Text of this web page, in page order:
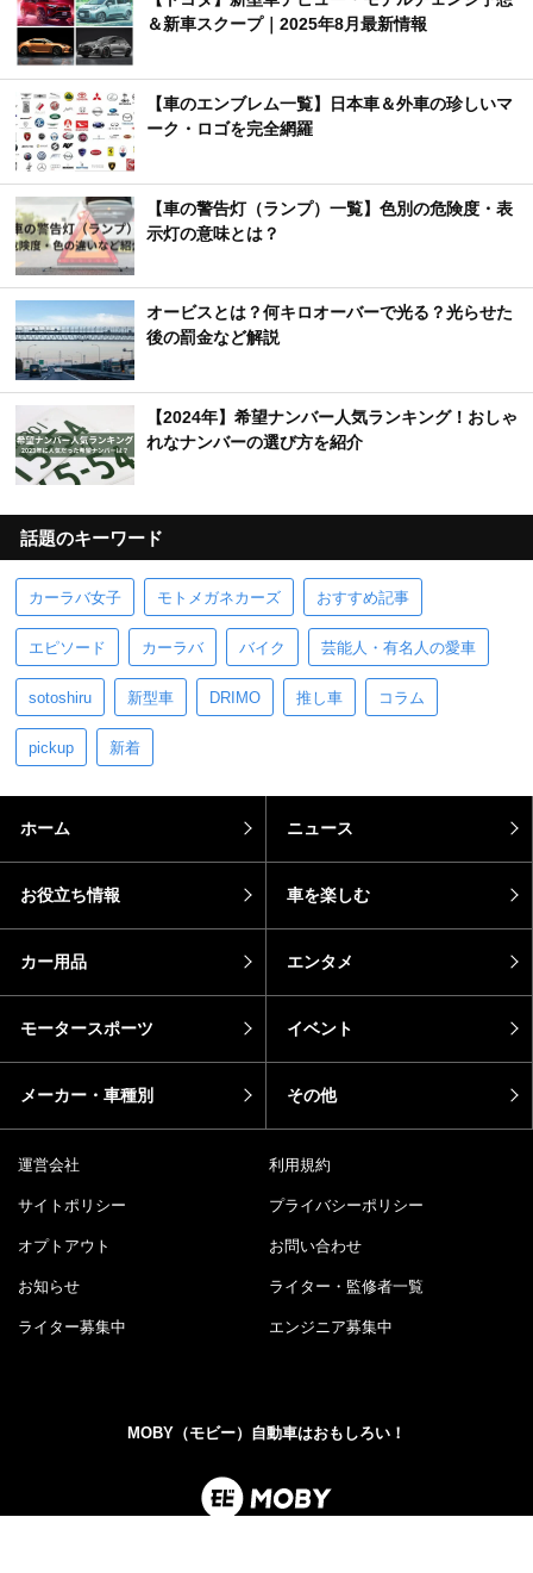
＆新車スクープ｜2025年8月最新情報
【車のエンブレム一覧】日本車＆外車の珍しいマ
ーク・ロゴを完全網羅
【車の警告灯（ランプ）一覧】色別の危険度・表
示灯の意味とは？
オービスとは？何キロオーバーで光る？光らせた
後の罰金など解説
【2024年】希望ナンバー人気ランキング！おしゃ
れなナンバーの選び方を紹介
話題のキーワード
カーラバ女子 モトメガネカーズ おすすめ記事
エピソード カーラバ バイク 芸能人・有名人の愛車
sotoshiru 新型車 DRIMO 推し車 コラム
pickup 新着
ホーム ニュース
お役立ち情報 車を楽しむ
カー用品 エンタメ
モータースポーツ イベント
メーカー・車種別 その他
運営会社 利用規約
サイトポリシー プライバシーポリシー
オプトアウト お問い合わせ
お知らせ ライター・監修者一覧
ライター募集中 エンジニア募集中
MOBY（モビー）自動車はおもしろい！